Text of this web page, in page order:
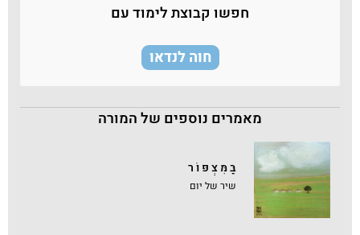
חפשו קבוצת לימוד עם
חוה לנדאו
מאמרים נוספים של המורה
בַּ מִּ צְ פּ וֹ ר
שיר של יום